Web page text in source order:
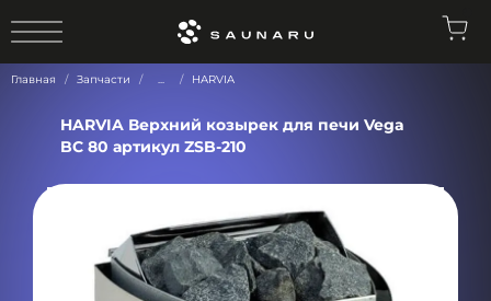
Главная Запчасти ... HARVIA
HARVIA Верхний козырек для печи Vega
BC 80 артикул ZSB-210